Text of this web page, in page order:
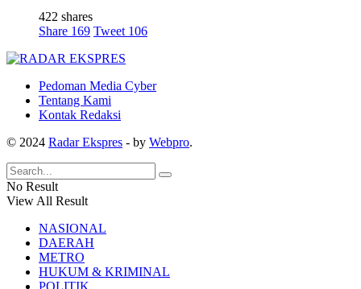
422 shares
Share 169 Tweet 106
Pedoman Media Cyber
Tentang Kami
Kontak Redaksi
© 2024 Radar Ekspres - by Webpro.
No Result
View All Result
NASIONAL
DAERAH
METRO
HUKUM & KRIMINAL